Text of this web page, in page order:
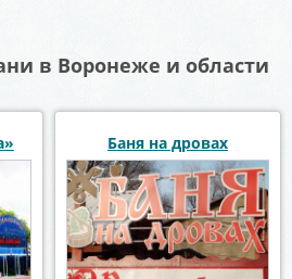
в Воронеже и области
Баня на дровах